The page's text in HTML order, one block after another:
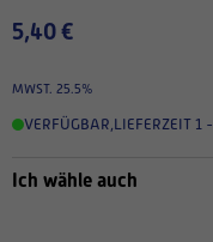
5,40 €
MWST. 25.5%
VERFÜGBAR,LIEFERZEIT 1
Ich wähle auch